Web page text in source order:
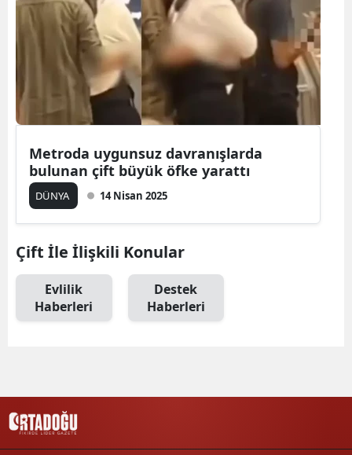
Diyarbakır
Edirne
Elazığ
Erzincan
Erzurum
Eskişehir
Giresun
Gümüşhane
Hakkari
Metroda uygunsuz davranışlarda
bulunan çift büyük öfke yarattı
DÜNYA 14 Nisan 2025
Çift İle İlişkili Konular
Evlilik
Haberleri
Destek
Haberleri